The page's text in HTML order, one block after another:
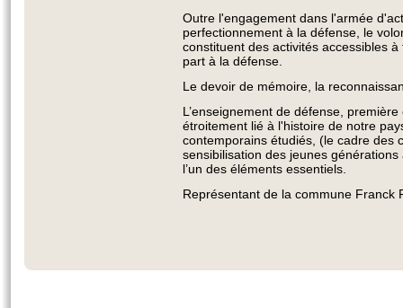
Outre l'engagement dans l'armée
perfectionnement à la défense, le
constituent des activités accessibles
part à la défense.
Le devoir de mémoire, la
L’enseignement de défense,
étroitement lié à l'histoire de notre
contemporains étudiés, (le cadre des
sensibilisation des jeunes
l’un des éléments essentiels.
Représentant de la commune Franck